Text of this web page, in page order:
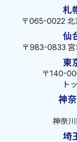
札
〒065-0022 北
仙
〒983-0833 宮
東
〒140-
ト
神
神奈
埼